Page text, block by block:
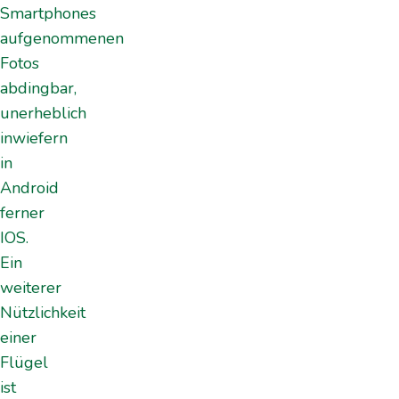
Smartphones
aufgenommenen
Fotos
abdingbar,
unerheblich
inwiefern
in
Android
ferner
IOS.
Ein
weiterer
Nützlichkeit
einer
Flügel
ist